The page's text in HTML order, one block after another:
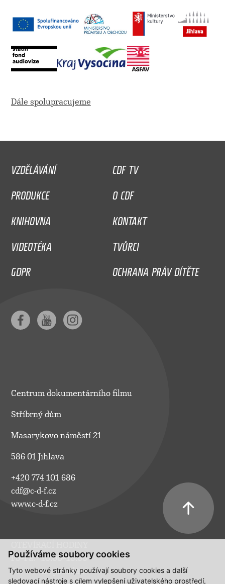
Používáme soubory cookies
Tyto webové stránky používají soubory cookies a další
sledovací nástroje s cílem vylepšení uživatelského prostředí,
Dále spolupracujeme
VZDĚLÁVÁNÍ
CDF TV
PRODUKCE
O CDF
KNIHOVNA
KONTAKT
VIDEOTÉKA
TVŮRCI
GDPR
OCHRANA PRÁV DÍTĚTE
Centrum dokumentárního filmu
Stříbrný dům
Masarykovo náměstí 21
586 01 Jihlava
+420 774 101 686
cdf@c-d-f.cz
www.c-d-f.cz
Po–Pá:
10.00–18.00
So:
na požádání